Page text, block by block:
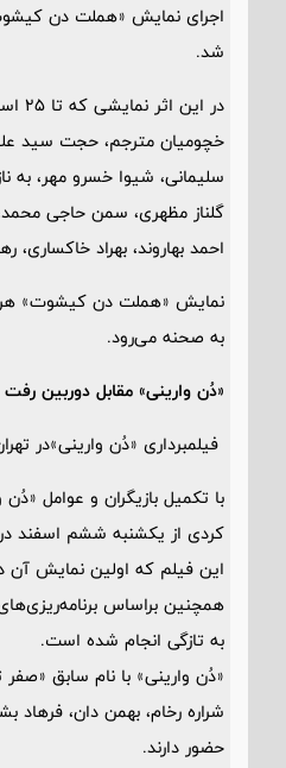
اجرای نمایش «هملت دن
شد.
خچومیان مترجم، حجت سید
سلیمانی، شیوا خسرو مهر، به
گلناز مظهری، سمن حاجی محمد،
احمد بهاروند، بهراد خاکساری،
به صحنه می‌رود.
«دُن وارینی» مقابل دوربین رفت
فیلمبرداری «دُن وارینی»در
با تکمیل بازیگران و عوامل
کردی از یکشنبه ششم اسفند
این فیلم که اولین نمایش آن
همچنین براساس
به تازگی انجام شده است.
«دُن وارینی» با نام سابق
شراره رخام، بهمن دان،
حضور دارند.